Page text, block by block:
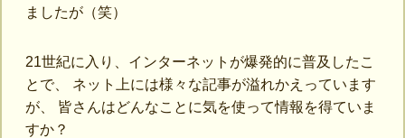
ましたが（笑）
21世紀に入り、インターネットが爆発的に普及したこ
とで、 ネット上には様々な記事が溢れかえっています
が、 皆さんはどんなことに気を使って情報を得ていま
すか？